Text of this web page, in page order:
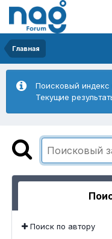
Главная
Поисковый индекс
Текущие
Поиск по автору